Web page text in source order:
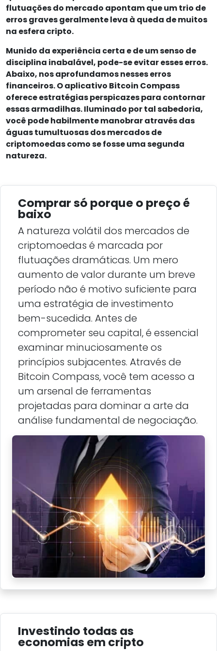
flutuações do mercado apontam que um trio de
erros graves geralmente leva à queda de muitos
na esfera cripto.
Munido da experiência certa e de um senso de
disciplina inabalável, pode-se evitar esses erros.
Abaixo, nos aprofundamos nesses erros
financeiros. O aplicativo Bitcoin Compass
oferece estratégias perspicazes para contornar
essas armadilhas. Iluminado por tal sabedoria,
você pode habilmente manobrar através das
águas tumultuosas dos mercados de
criptomoedas como se fosse uma segunda
natureza.
Comprar só porque o preço é
baixo
A natureza volátil dos mercados de
criptomoedas é marcada por
flutuações dramáticas. Um mero
aumento de valor durante um breve
período não é motivo suficiente para
uma estratégia de investimento
bem-sucedida. Antes de
comprometer seu capital, é essencial
examinar minuciosamente os
princípios subjacentes. Através de
Bitcoin Compass, você tem acesso a
um arsenal de ferramentas
projetadas para dominar a arte da
análise fundamental de negociação.
Investindo todas as
economias em cripto